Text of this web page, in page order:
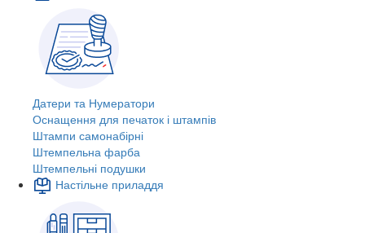
Датери та Нумератори
Оснащення для печаток і штампів
Штампи самонабірні
Штемпельна фарба
Штемпельні подушки
Настільне приладдя